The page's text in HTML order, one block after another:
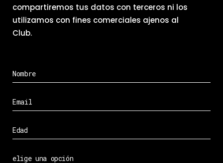
compartiremos tus datos con terceros ni los
utilizamos con fines comerciales ajenos al
Club.